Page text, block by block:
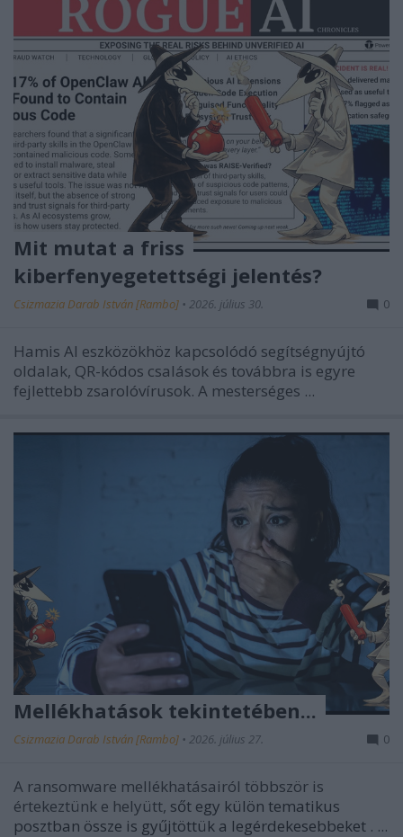
Mit mutat a friss
kiberfenyegetettségi jelentés?
Csizmazia Darab István [Rambo] • 2026. július 30. 0
Hamis AI eszközökhöz kapcsolódó segítségnyújtó
oldalak, QR-kódos csalások és továbbra is egyre
fejlettebb zsarolóvírusok. A mesterséges ...
Mellékhatások tekintetében...
Csizmazia Darab István [Rambo] • 2026. július 27. 0
A ransomware mellékhatásairól többször is
értekeztünk e helyütt, sőt egy külön tematikus
posztban össze is gyűjtöttük a legérdekesebbeket . ...